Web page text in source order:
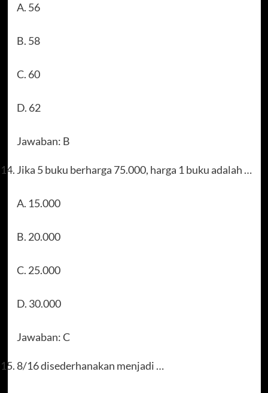
A. 56
B. 58
C. 60
D. 62
Jawaban: B
Jika 5 buku berharga 75.000, harga 1 buku adalah …
A. 15.000
B. 20.000
C. 25.000
D. 30.000
Jawaban: C
8/16 disederhanakan menjadi …